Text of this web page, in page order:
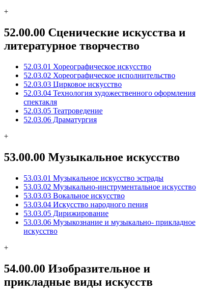
+
52.00.00 Сценические искусства и
литературное творчество
52.03.01 Хореографическое искусство
52.03.02 Хореографическое исполнительство
52.03.03 Цирковое искусство
52.03.04 Технология художественного оформления
спектакля
52.03.05 Театроведение
52.03.06 Драматургия
+
53.00.00 Музыкальное искусство
53.03.01 Музыкальное искусство эстрады
53.03.02 Музыкально-инструментальное искусство
53.03.03 Вокальное искусство
53.03.04 Искусство народного пения
53.03.05 Дирижирование
53.03.06 Музыкознание и музыкально- прикладное
искусство
+
54.00.00 Изобразительное и
прикладные виды искусств